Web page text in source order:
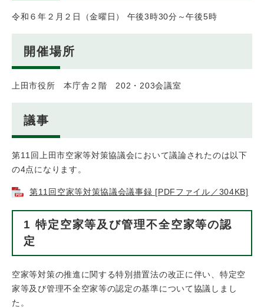
令和６年２月２日（金曜日） 午後3時30分～午後5時
開催場所
上田市役所 本庁舎２階 202・203会議室
議事
第11回上田市空家等対策協議会において議論されたのは以下
の4点になります。
第11回空家等対策協議会議事録 [PDFファイル／304KB]
1 特定空家等及び管理不全空家等の認
定
空家等対策の推進に関する特別措置法の改正に伴い、特定空
家等及び管理不全空家等の認定の基準について協議しまし
た。